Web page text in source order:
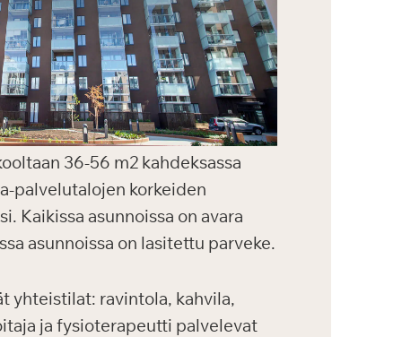
36-56 m2 kahdeksassa
palvelutalojen korkeiden
Kaikissa asunnoissa on avara
asunnoissa on lasitettu parveke.
yhteistilat: ravintola, kahvila,
ja fysioterapeutti palvelevat